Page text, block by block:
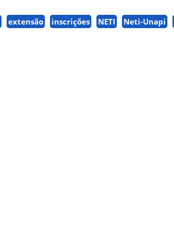
extensão inscrições NETI Neti-Unapi